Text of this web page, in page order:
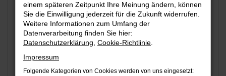
einem späteren Zeitpunkt Ihre Meinung ändern, können
Sie die Einwilligung jederzeit für die Zukunft widerrufen.
Weitere Informationen zum Umfang der
Datenverarbeitung finden Sie hier:
Datenschutzerklärung Cookie-Richtlinie
Impressum
Folgende Kategorien von Cookies werden von uns eingesetzt: